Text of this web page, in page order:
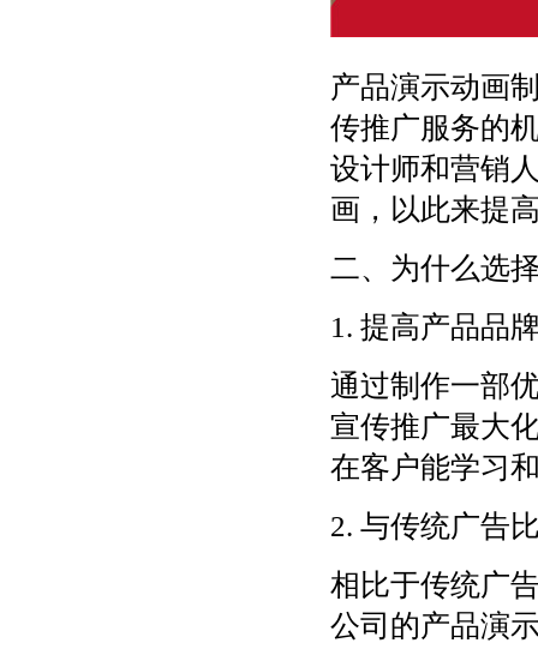
产品演示动画
传推广服务的
设计师和营销
画，以此来提
二、为什么选
1. 提高产品品
通过制作一部
宣传推广最大
在客户能学习
2. 与传统广告
相比于传统广
公司的产品演